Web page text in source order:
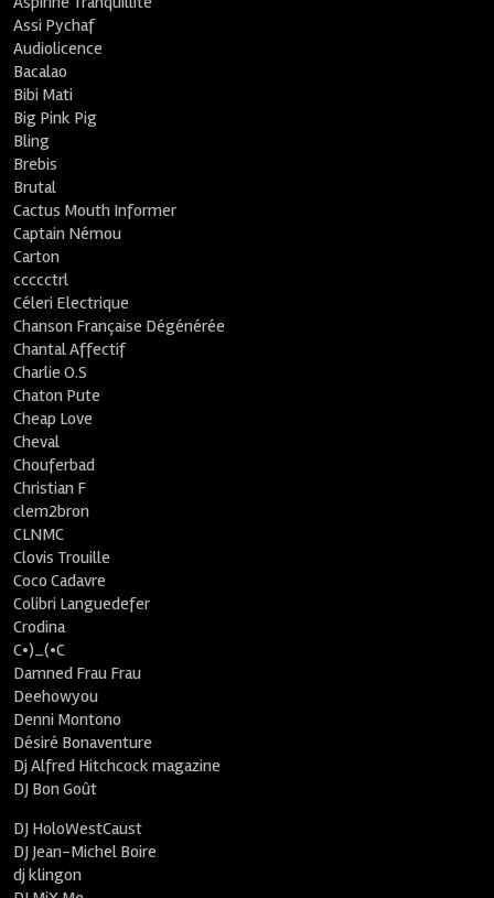
Assi Pychaf
Audiolicence
Bacalao
Bibi Mati
Big Pink Pig
Bling
Brebis
Brutal
Cactus Mouth Informer
Captain Némou
Carton
ccccctrl
Céleri Electrique
Chanson Française Dégénérée
Chantal Affectif
Charlie O.S
Chaton Pute
Cheap Love
Cheval
Chouferbad
Christian F
clem2bron
CLNMC
Clovis Trouille
Coco Cadavre
Colibri Languedefer
Crodina
C•)_(•C
Damned Frau Frau
Deehowyou
Denni Montono
Désiré Bonaventure
Dj Alfred Hitchcock magazine
DJ Bon Goût
DJ HoloWestCaust
DJ Jean-Michel Boire
dj klingon